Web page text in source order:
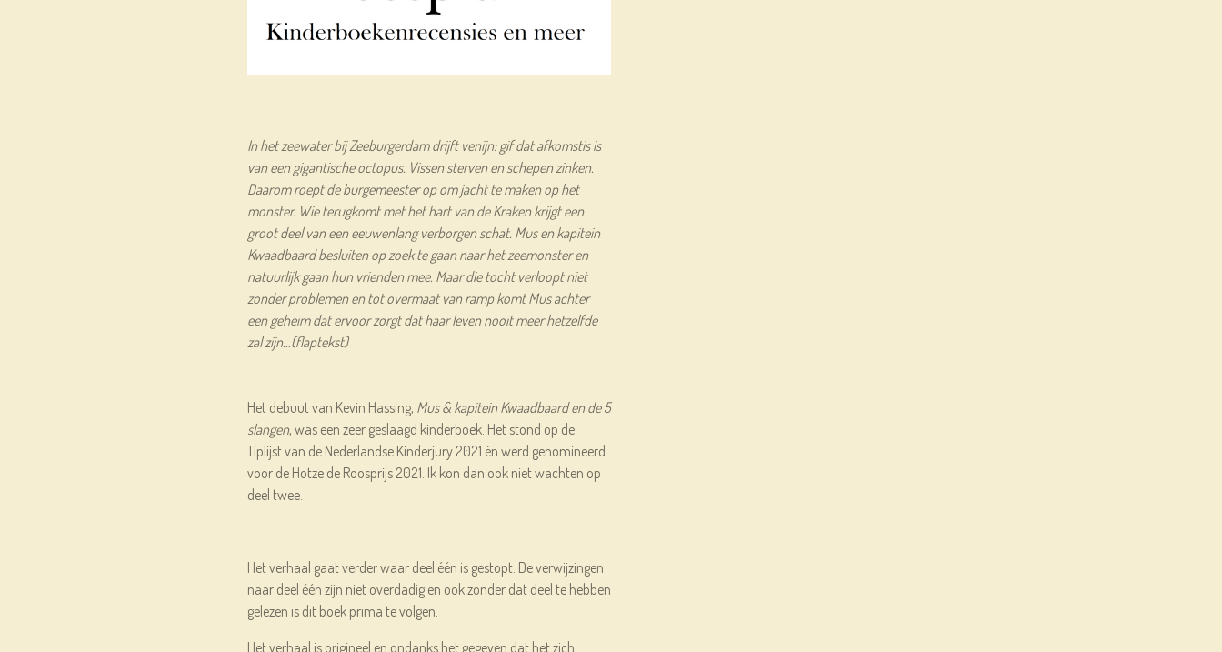
In het zeewater bij Zeeburgerdam drijft venijn: gif dat afkomstis is
van een gigantische octopus. Vissen sterven en schepen zinken.
Daarom roept de burgemeester op om jacht te maken op het
monster. Wie terugkomt met het hart van de Kraken krijgt een
groot deel van een eeuwenlang verborgen schat. Mus en kapitein
Kwaadbaard besluiten op zoek te gaan naar het zeemonster en
natuurlijk gaan hun vrienden mee. Maar die tocht verloopt niet
zonder problemen en tot overmaat van ramp komt Mus achter
een geheim dat ervoor zorgt dat haar leven nooit meer hetzelfde
zal zijn…(flaptekst)
Het debuut van Kevin Hassing, Mus & kapitein Kwaadbaard en de 5
slangen, was een zeer geslaagd kinderboek. Het stond op de
Tiplijst van de Nederlandse Kinderjury 2021 én werd genomineerd
voor de Hotze de Roosprijs 2021. Ik kon dan ook niet wachten op
deel twee.
Het verhaal gaat verder waar deel één is gestopt. De verwijzingen
naar deel één zijn niet overdadig en ook zonder dat deel te hebben
gelezen is dit boek prima te volgen.
Het verhaal is origineel en ondanks het gegeven dat het zich